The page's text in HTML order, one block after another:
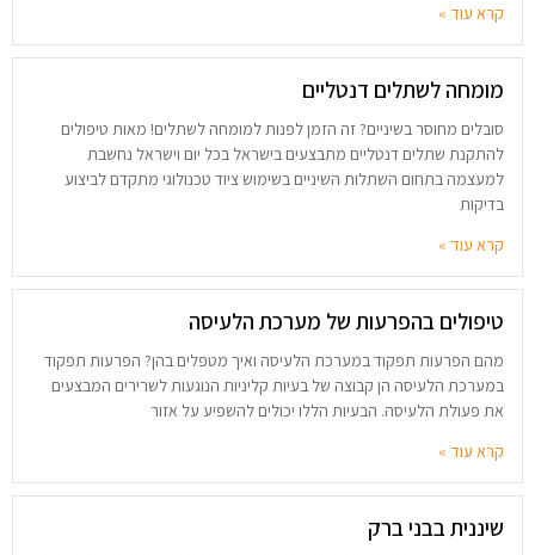
קרא עוד »
מומחה לשתלים דנטליים
סובלים מחוסר בשיניים? זה הזמן לפנות למומחה לשתלים! מאות טיפולים
להתקנת שתלים דנטליים מתבצעים בישראל בכל יום וישראל נחשבת
למעצמה בתחום השתלות השיניים בשימוש ציוד טכנולוגי מתקדם לביצוע
בדיקות
קרא עוד »
טיפולים בהפרעות של מערכת הלעיסה
מהם הפרעות תפקוד במערכת הלעיסה ואיך מטפלים בהן? הפרעות תפקוד
במערכת הלעיסה הן קבוצה של בעיות קליניות הנוגעות לשרירים המבצעים
את פעולת הלעיסה. הבעיות הללו יכולים להשפיע על אזור
קרא עוד »
שיננית בבני ברק